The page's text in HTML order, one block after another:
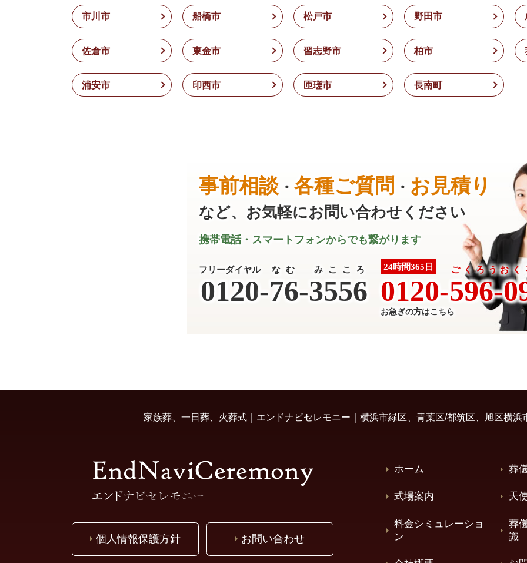
市川市 船橋市 松戸市 野田市
佐倉市 東金市 習志野市 柏市
浦安市 印西市 匝瑳市 長南町
事前相談 ・ 各種ご質問 ・ お見積り
など、お気軽にお問い合わせください
携帯電話・スマートフォンからでも繋がります
0120
フリーダイヤル
-76-3556
なむ みこころ 24時間365日
0120-596-
ごくろうおく
お急ぎの方はこちら
家族葬、一日葬、火葬式｜エンドナビセレモニー｜横浜市緑区、青葉区/都筑区、旭区横浜
個人情報保護方針 お問い合わせ
ホーム
式場案内
料金シミュレーショ
ン
葬
天
葬
識